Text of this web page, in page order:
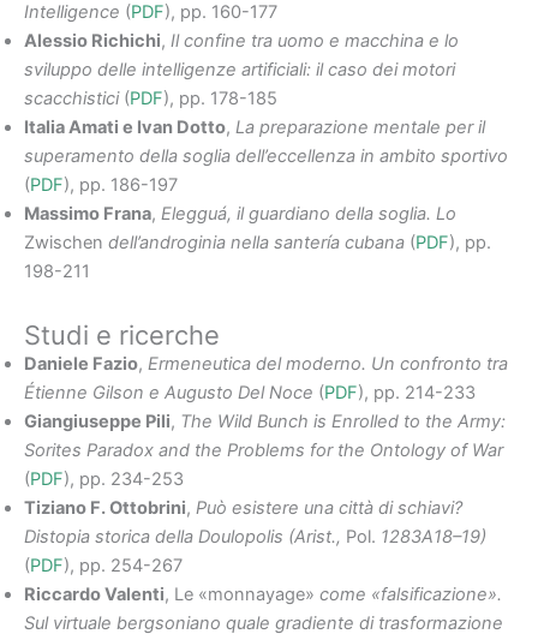
Intelligence (PDF), pp. 160-177
Alessio Richichi, Il confine tra uomo e macchina e lo
sviluppo delle intelligenze artificiali: il caso dei motori
scacchistici(PDF), pp. 178-185
Italia Amati e Ivan Dotto, La preparazione mentale per il
superamento della soglia dell’eccellenza in ambito sportivo
(PDF), pp. 186-197
Massimo Frana, Elegguá, il guardiano della soglia. Lo
Zwischen dell’androginia nella santería cubana (PDF), pp.
198-211
Studi e ricerche
Daniele Fazio, Ermeneutica del moderno. Un confronto tra
Étienne Gilson e Augusto Del Noce (PDF), pp. 214-233
Giangiuseppe Pili, The Wild Bunch is Enrolled to the Army:
Sorites Paradox and the Problems for the Ontology of War
(PDF), pp. 234-253
Tiziano F. Ottobrini, Può esistere una città di schiavi?
Distopia storica della Doulopolis (Arist., Pol. 1283A18–19)
(PDF), pp. 254-267
Riccardo Valenti, Le «monnayage» come «falsificazione».
Sul virtuale bergsoniano quale gradiente di trasformazione